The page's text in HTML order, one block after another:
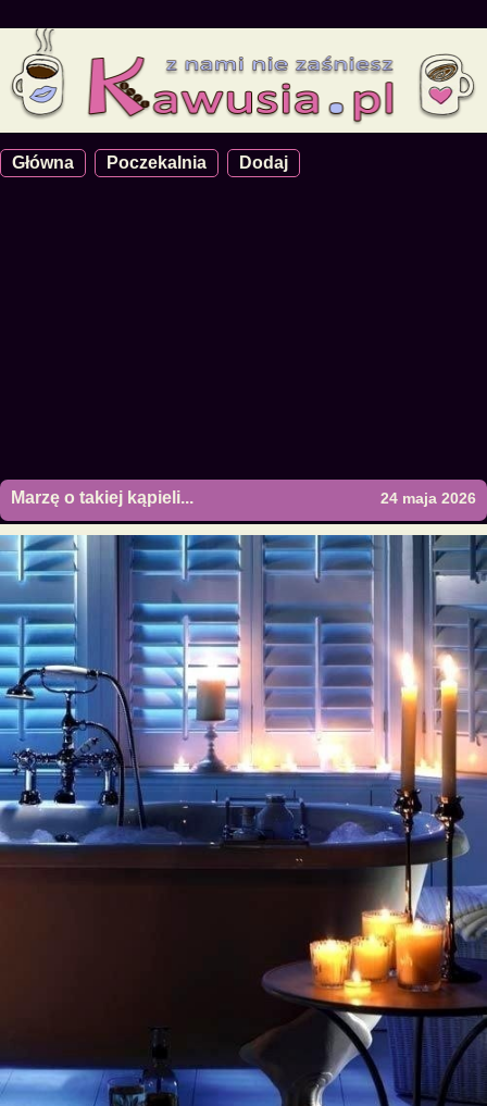
Główna Poczekalnia Dodaj
Marzę o takiej kąpieli... 24 maja 2026